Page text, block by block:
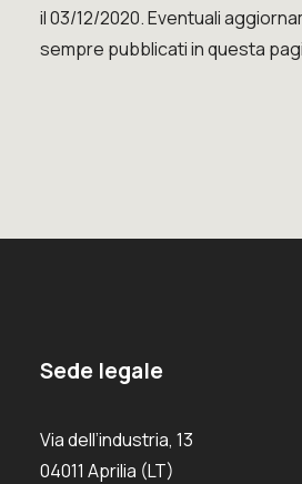
il03/12/2020. Eventuali
sempre pubblicati in questa
Sede legale
Via dell’industria, 13
04011 Aprilia (LT)